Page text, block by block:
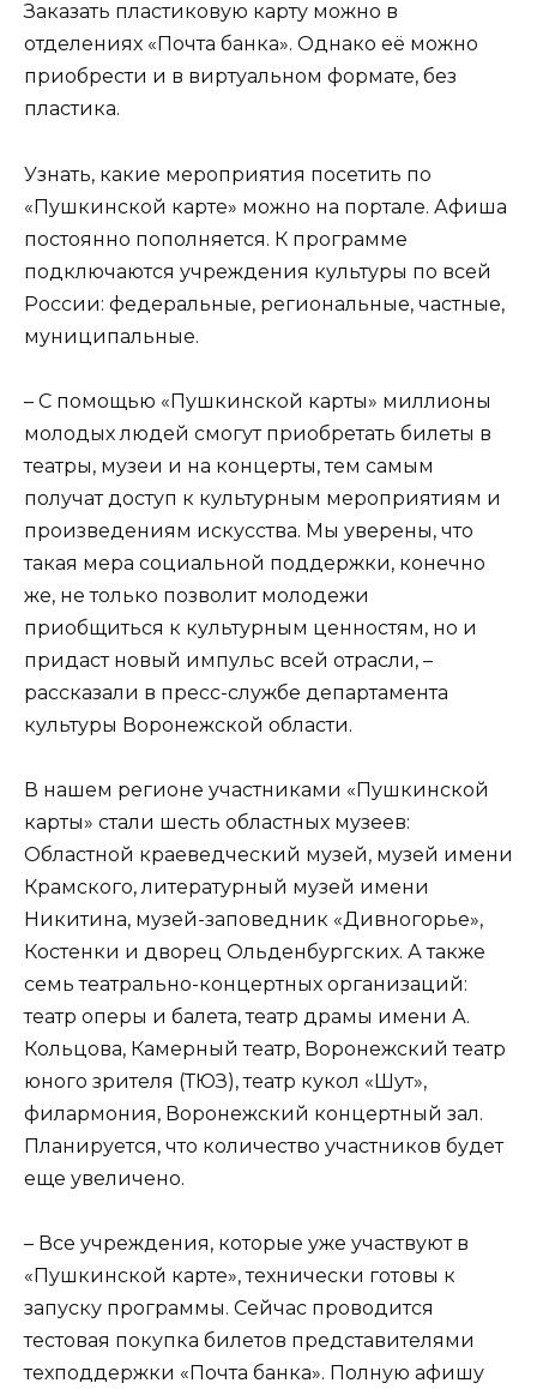
Заказать пластиковую карту можно в
отделениях «Почта банка». Однако её можно
приобрести и в виртуальном формате, без
пластика.
Узнать, какие мероприятия посетить по
«Пушкинской карте» можно на портале. Афиша
постоянно пополняется. К программе
подключаются учреждения культуры по всей
России: федеральные, региональные, частные,
муниципальные.
– С помощью «Пушкинской карты» миллионы
молодых людей смогут приобретать билеты в
театры, музеи и на концерты, тем самым
получат доступ к культурным мероприятиям и
произведениям искусства. Мы уверены, что
такая мера социальной поддержки, конечно
же, не только позволит молодежи
приобщиться к культурным ценностям, но и
придаст новый импульс всей отрасли, –
рассказали в пресс-службе департамента
культуры Воронежской области.
В нашем регионе участниками «Пушкинской
карты» стали шесть областных музеев:
Областной краеведческий музей, музей имени
Крамского, литературный музей имени
Никитина, музей-заповедник «Дивногорье»,
Костенки и дворец Ольденбургских. А также
семь театрально-концертных организаций:
театр оперы и балета, театр драмы имени А.
Кольцова, Камерный театр, Воронежский театр
юного зрителя (ТЮЗ), театр кукол «Шут»,
филармония, Воронежский концертный зал.
Планируется, что количество участников будет
еще увеличено.
– Все учреждения, которые уже участвуют в
«Пушкинской карте», технически готовы к
запуску программы. Сейчас проводится
тестовая покупка билетов представителями
техподдержки «Почта банка». Полную афишу